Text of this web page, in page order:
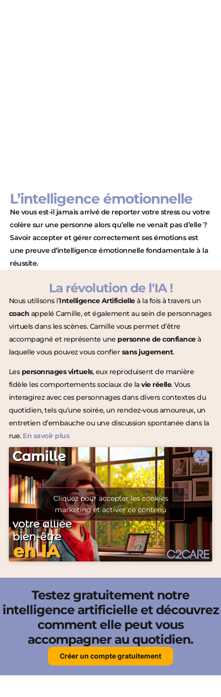
L’intelligence émotionnelle
Ne vous est-il jamais arrivé de reporter votre stress ou votre
colère sur une personne alors qu’elle ne venait pas d’elle ?
Savoir accepter et gérer correctement ses émotions est
une preuve d’intelligence émotionnelle fondamentale à la
réussite.
Cliquez pour accepter les cookies
marketing et activer ce contenu
La révolution de l'IA !
Nous utilisons l’Intelligence Artificielleà la fois à travers un
coach appelé Camille, et également au sein de personnages
virtuels dans les scènes. Camille vous permet d’être
accompagné et représente une personne de confianceà
laquelle vous pouvez vous confiersans jugement.
Les personnages virtuels, eux reproduisent de manière
fidèle les comportements sociaux de lavie réelle. Vous
interagirez avec ces personnages dans divers contextes du
quotidien, tels qu’une soirée, un rendez-vous amoureux, un
entretien d’embauche ou une discussion spontanée dans la
rue. En savoir plus
Testez gratuitement notre
intelligence artificielle et découvrez
comment elle peut vous
accompagner au quotidien.
Créer un compte gratuitement